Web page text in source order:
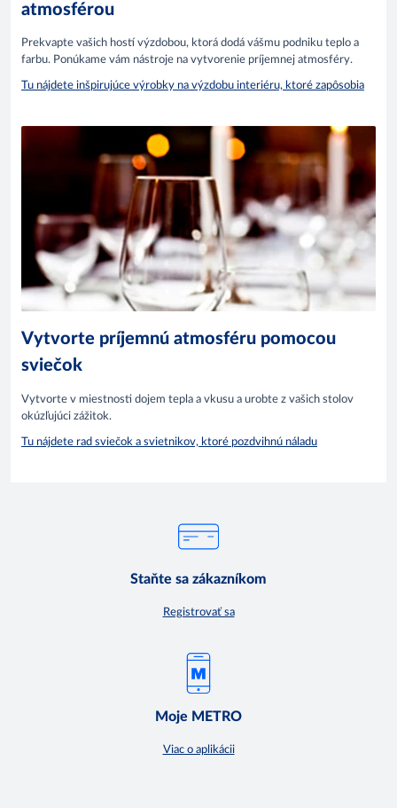
atmosférou
Prekvapte vašich hostí výzdobou, ktorá dodá vášmu podniku teplo a
farbu. Ponúkame vám nástroje na vytvorenie príjemnej atmosféry.
Tu nájdete inšpirujúce výrobky na výzdobu interiéru, ktoré zapôsobia
Vytvorte príjemnú atmosféru pomocou
sviečok
Vytvorte v miestnosti dojem tepla a vkusu a urobte z vašich stolov
okúzľujúci zážitok.
Tu nájdete rad sviečok a svietnikov, ktoré pozdvihnú náladu
Staňte sa zákazníkom
Registrovať sa
Moje METRO
Viac o aplikácii